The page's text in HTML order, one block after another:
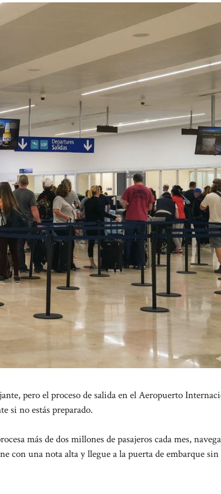
pero el proceso de salida en el Aeropuerto
si no estás preparado.
más de dos millones de pasajeros cada mes,
con una nota alta y llegue a la puerta de embarque